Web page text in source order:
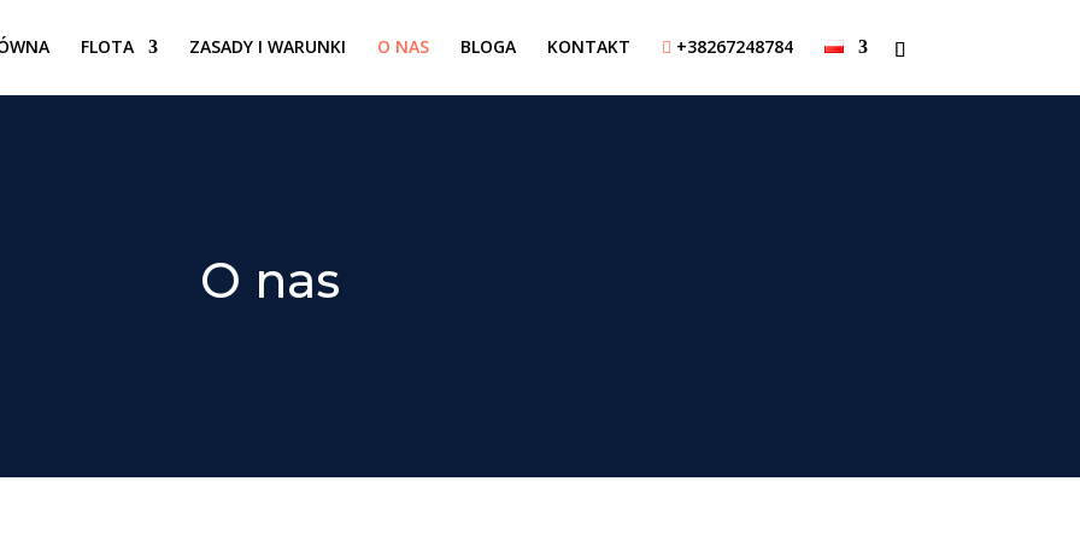
FLOTA ZASADY I WARUNKI O NAS BLOGA KONTAKT  +38267248784
O nas